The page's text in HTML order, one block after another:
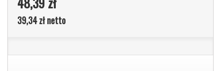
39,34 złnetto